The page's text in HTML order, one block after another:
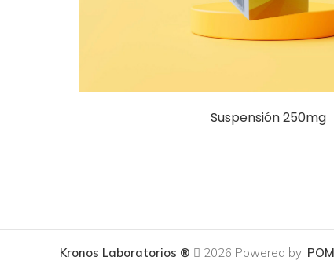
Suspensión 250mg
Kronos Laboratorios ® 2026 Powered by: